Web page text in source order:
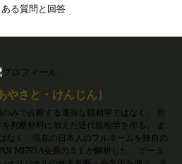
ある質問と回答
やさと・けんじん）
みで占断する適当な観相学ではなく、 所
判断材料に加えた近代観相学を作る。 ま
なく、現在の日本人のフルネームを独自の
MENSA会員のＳＥが解析した、 データ